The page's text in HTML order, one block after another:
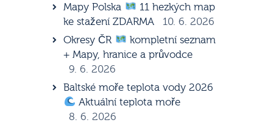
Mapy Polska
11 hezkých map
ke stažení ZDARMA
10. 6. 2026
Okresy ČR
kompletní seznam
+ Mapy, hranice a průvodce
9. 6. 2026
Baltské moře teplota vody 2026
Aktuální teplota moře
8. 6. 2026